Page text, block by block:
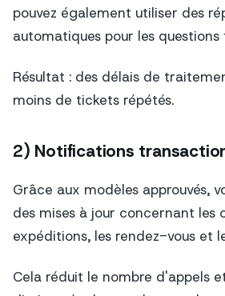
pouvez également utiliser des
automatiques pour les questions
Résultat : des délais de
moins de tickets répétés.
2) Notifications
Grâce aux modèles approuvés,
des mises à jour concernant les
expéditions, les rendez-vous et
Cela réduit le nombre d'appels